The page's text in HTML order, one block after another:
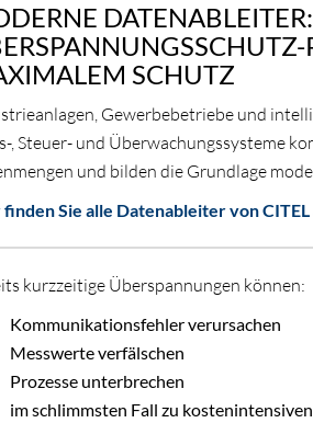
SCHUTZ
Gewerbebetriebe und
, Steuer- und Überwachungssysteme
und bilden die Grundlage
Sie alle Datenableiter von
kurzzeitige Überspannungen können:
Kommunikationsfehler verursachen
Messwerte verfälschen
Prozesse unterbrechen
im schlimmsten Fall zu